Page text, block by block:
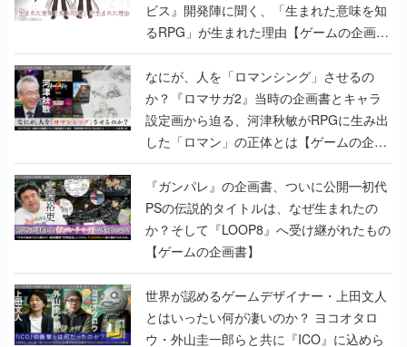
ビス』開発陣に聞く、「生まれた意味を知
るRPG」が生まれた理由【ゲームの企画
書】
なにが、人を「ロマンシング」させるの
か？『ロマサガ2』当時の企画書とキャラ
設定画から迫る、河津秋敏がRPGに生み出
した「ロマン」の正体とは【ゲームの企画
書】
『ガンパレ』の企画書、ついに公開━初代
PSの伝説的タイトルは、なぜ生まれたの
か？そして『LOOP8』へ受け継がれたもの
【ゲームの企画書】
世界が認めるゲームデザイナー・上田文人
とはいったい何が凄いのか？ ヨコオタロ
ウ・外山圭一郎らと共に『ICO』に込めら